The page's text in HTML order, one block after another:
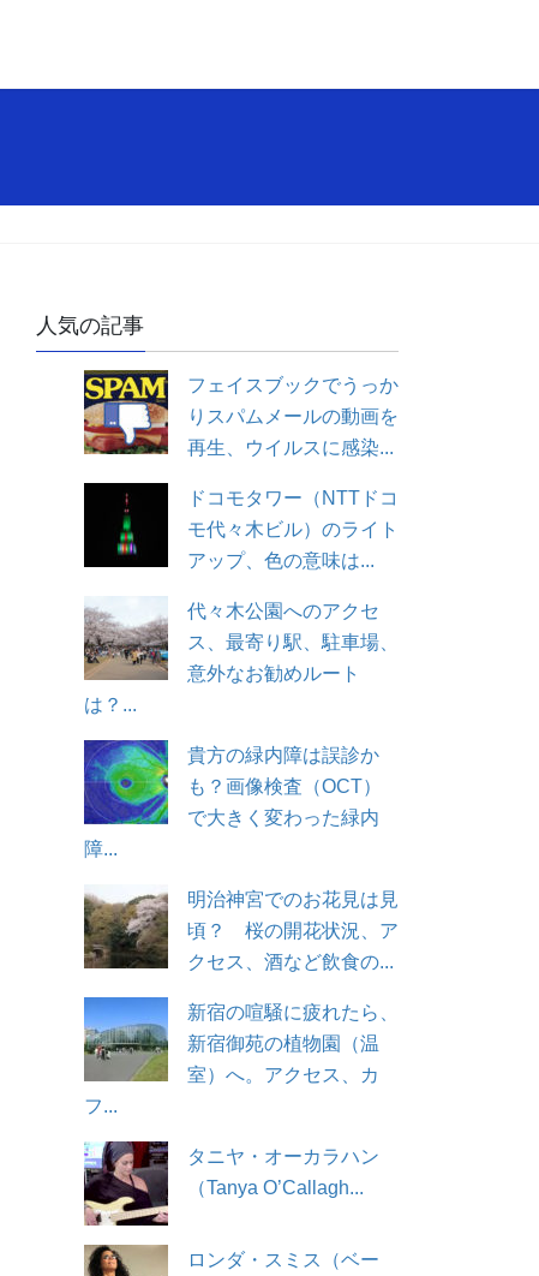
人気の記事
フェイスブックでうっか
りスパムメールの動画を
再生、ウイルスに感染...
ドコモタワー（NTTドコ
モ代々木ビル）のライト
アップ、色の意味は...
代々木公園へのアクセ
ス、最寄り駅、駐車場、
意外なお勧めルート
は？...
貴方の緑内障は誤診か
も？画像検査（OCT）
で大きく変わった緑内
障...
明治神宮でのお花見は見
頃？ 桜の開花状況、ア
クセス、酒など飲食の...
新宿の喧騒に疲れたら、
新宿御苑の植物園（温
室）へ。アクセス、カ
フ...
タニヤ・オーカラハン
（Tanya O’Callagh...
ロンダ・スミス（ベー